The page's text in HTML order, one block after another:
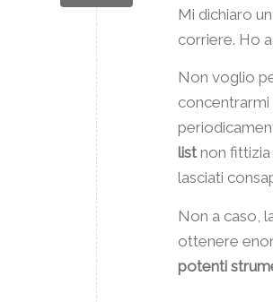
Mi dichiaro
corriere. Ho
Non voglio
concentrarmi
listnon fittizia
lasciati
Non a caso,
ottenere
potenti